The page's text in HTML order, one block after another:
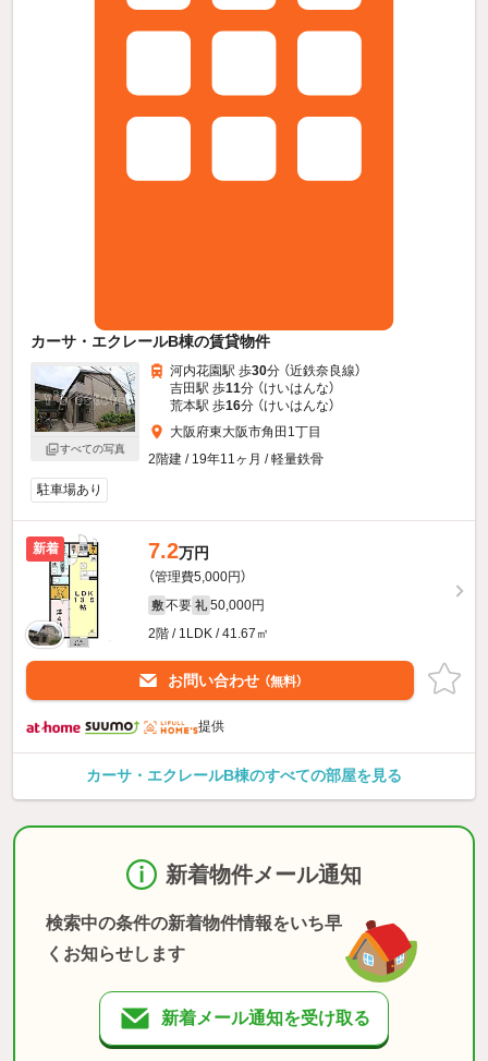
カーサ・エクレールB棟の賃貸物件
すべての写真
河内花園駅 歩30分 （近鉄奈良線）
吉田駅 歩11分 （けいはんな）
荒本駅 歩16分 （けいはんな）
大阪府東大阪市角田1丁目
2階建 / 19年11ヶ月 / 軽量鉄骨
駐車場あり
新着 7.2万円
（管理費5,000円）
敷 不要 礼 50,000円
2階 / 1LDK / 41.67㎡
お問い合わせ （無料）
提供
カーサ・エクレールB棟のすべての部屋を見る
新着物件メール通知
検索中の条件の新着物件情報をいち早
くお知らせします
新着メール通知を受け取る